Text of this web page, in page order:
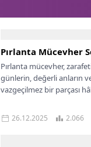
Pırlanta Mücevher
Pırlanta mücevher,
günlerin, değerli anların
vazgeçilmez bir parçası
26.12.2025 2.066